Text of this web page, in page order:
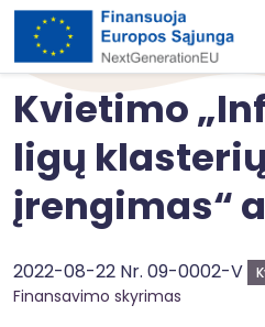
Kvietimo
ligų
įrengimas“
2022-08-22 Nr. 09-0002-V
Finansavimo skyrimas